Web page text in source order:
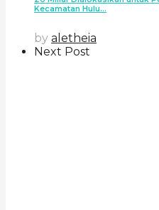
Kecamatan Hulu...
by aletheia
Next Post